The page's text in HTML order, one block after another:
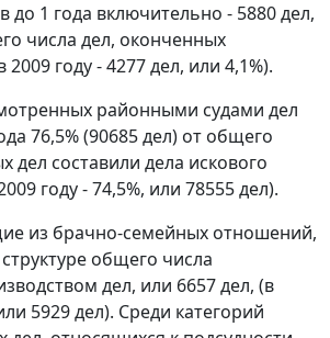
до 1 года включительно - 5880 дел,
числа дел, оконченных
году - 4277 дел, или 4,1%).
районными судами дел
76,5% (90685 дел) от общего
дел составили дела искового
году - 74,5%, или 78555 дел).
из брачно-семейных отношений,
общего числа
дел, или 6657 дел, (в
5929 дел). Среди категорий